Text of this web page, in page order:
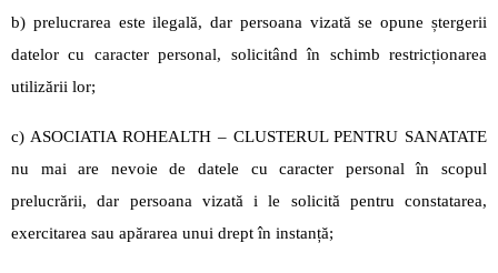
b) prelucrarea este ilegală, dar persoana vizată se opune ștergerii
datelor cu caracter personal, solicitând în schimb restricționarea
utilizării lor;
c) ASOCIATIA ROHEALTH – CLUSTERUL PENTRU SANATATE
nu mai are nevoie de datele cu caracter personal în scopul
prelucrării, dar persoana vizată i le solicită pentru constatarea,
exercitarea sau apărarea unui drept în instanță;